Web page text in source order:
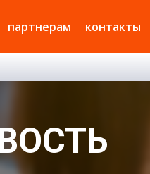
партнерам контакты